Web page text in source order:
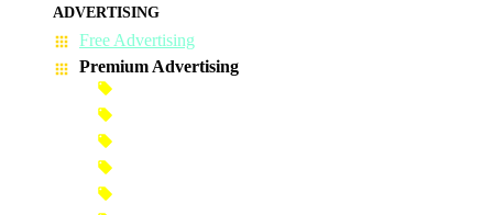
ADVERTISING
Free Advertising
Premium Advertising